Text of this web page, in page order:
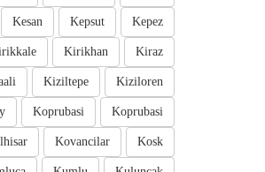
Kepez
Kepsut
Kesan
Kiraz
Kirikhan
Kiziloren
Kiziltepe
Koprubasi
Koprubasi
Kosk
Kovancilar